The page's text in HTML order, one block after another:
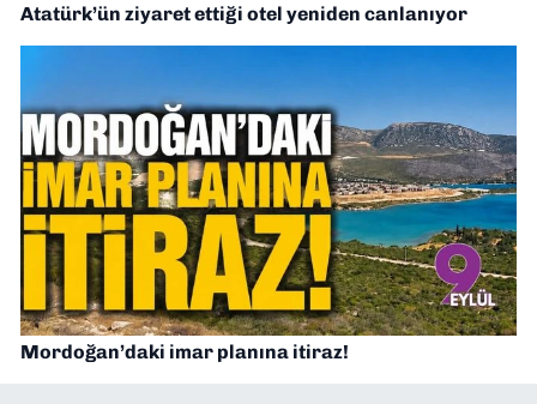
Atatürk’ün ziyaret ettiği otel yeniden canlanıyor
Mordoğan’daki imar planına itiraz!